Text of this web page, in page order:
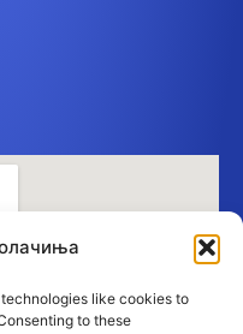
like cookies to
to these